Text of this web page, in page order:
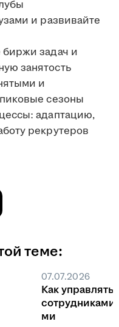
и развивайте
биржи задач и
занятость
и
сезоны
адаптацию,
рекрутеров
теме:
07.07.2026
Как управлять
ми